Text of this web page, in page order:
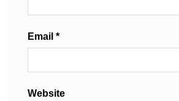
Email *
Website